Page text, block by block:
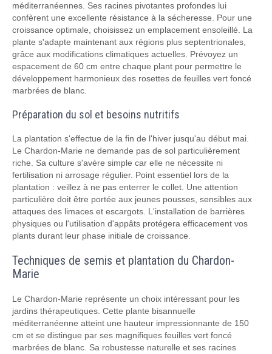
méditerranéennes. Ses racines pivotantes profondes lui
confèrent une excellente résistance à la sécheresse. Pour une
croissance optimale, choisissez un emplacement ensoleillé. La
plante s'adapte maintenant aux régions plus septentrionales,
grâce aux modifications climatiques actuelles. Prévoyez un
espacement de 60 cm entre chaque plant pour permettre le
développement harmonieux des rosettes de feuilles vert foncé
marbrées de blanc.
Préparation du sol et besoins nutritifs
La plantation s'effectue de la fin de l'hiver jusqu'au début mai.
Le Chardon-Marie ne demande pas de sol particulièrement
riche. Sa culture s'avère simple car elle ne nécessite ni
fertilisation ni arrosage régulier. Point essentiel lors de la
plantation : veillez à ne pas enterrer le collet. Une attention
particulière doit être portée aux jeunes pousses, sensibles aux
attaques des limaces et escargots. L'installation de barrières
physiques ou l'utilisation d'appâts protégera efficacement vos
plants durant leur phase initiale de croissance.
Techniques de semis et plantation du Chardon-
Marie
Le Chardon-Marie représente un choix intéressant pour les
jardins thérapeutiques. Cette plante bisannuelle
méditerranéenne atteint une hauteur impressionnante de 150
cm et se distingue par ses magnifiques feuilles vert foncé
marbrées de blanc. Sa robustesse naturelle et ses racines